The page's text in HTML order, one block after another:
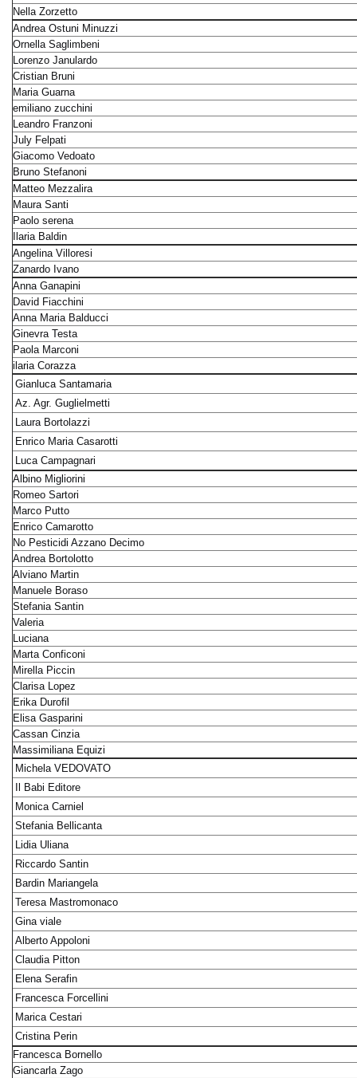
Nella Zorzetto
Andrea Ostuni Minuzzi
Ornella Saglimbeni
Lorenzo Janulardo
Cristian Bruni
Maria Guarna
emiliano zucchini
Leandro Franzoni
July Felpati
Giacomo Vedoato
Bruno Stefanoni
Matteo Mezzalira
Maura Santi
Paolo serena
Ilaria Baldin
Angelina Villoresi
Zanardo Ivano
Anna Ganapini
David Fiacchini
Anna Maria Balducci
Ginevra Testa
Paola Marconi
ilaria Corazza
Gianluca Santamaria
Az. Agr. Guglielmetti
Laura Bortolazzi
Enrico Maria Casarotti
Luca Campagnari
Albino Migliorini
Romeo Sartori
Marco Putto
Enrico Camarotto
No Pesticidi Azzano Decimo
Andrea Bortolotto
Alviano Martin
Manuele Boraso
Stefania Santin
Valeria
Luciana
Marta Conficoni
Mirella Piccin
Clarisa Lopez
Erika Durofil
Elisa Gasparini
Cassan Cinzia
Massimiliana Equizi
Michela VEDOVATO
Il Babi Editore
Monica Carniel
Stefania Bellicanta
Lidia Uliana
Riccardo Santin
Bardin Mariangela
Teresa Mastromonaco
Gina viale
Alberto Appoloni
Claudia Pitton
Elena Serafin
Francesca Forcellini
Marica Cestari
Cristina Perin
Francesca Bornello
Giancarla Zago